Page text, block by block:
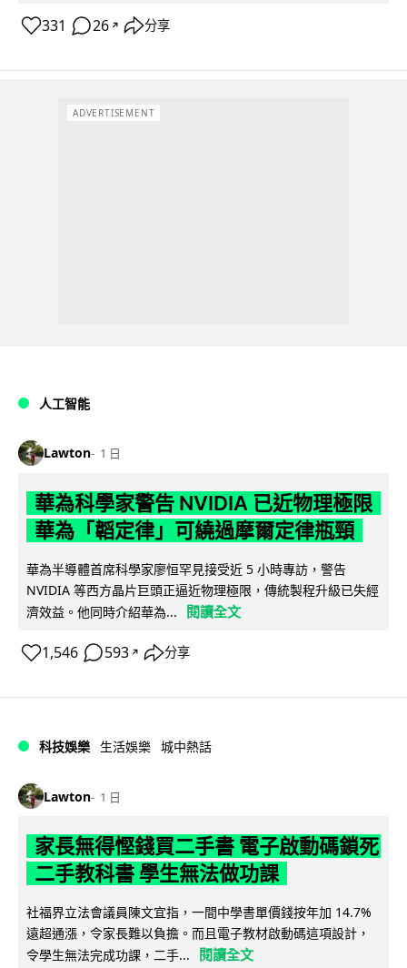
331 26 ↗ 分享
ADVERTISEMENT
人工智能
Lawton 1 日
華為科學家警告 NVIDIA 已近物理極限
華為「韜定律」可繞過摩爾定律瓶頸
華為半導體首席科學家廖恒罕見接受近 5 小時專訪，警告
NVIDIA 等西方晶片巨頭正逼近物理極限，傳統製程升級已失經
濟效益。他同時介紹華為...
閱讀全文
1,546 593 ↗ 分享
科技娛樂 生活娛樂 城中熱話
Lawton 1 日
家長無得慳錢買二手書 電子啟動碼鎖死
二手教科書 學生無法做功課
社福界立法會議員陳文宜指，一間中學書單價錢按年加 14.7%
遠超通漲，令家長難以負擔。而且電子教材啟動碼這項設計，
令學生無法完成功課，二手...
閱讀全文